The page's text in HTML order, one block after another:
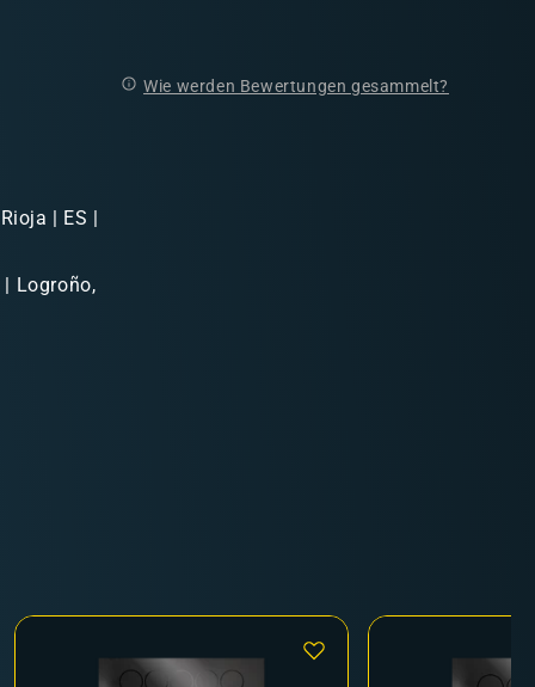
Wie werden Bewertungen gesammelt?
| ES |
Logroño,